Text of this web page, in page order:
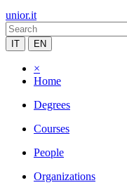
unior.it
IT EN
×
Home
Degrees
Courses
People
Organizations